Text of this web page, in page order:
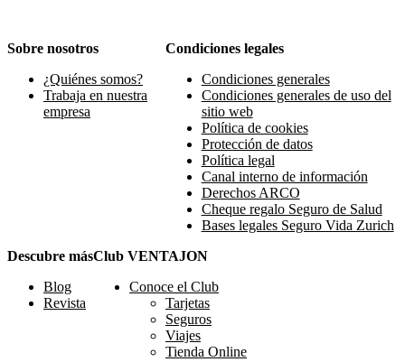
Sobre nosotros
¿Quiénes somos?
Trabaja en nuestra
empresa
Condiciones legales
Condiciones generales
Condiciones generales de uso del
sitio web
Política de cookies
Protección de datos
Política legal
Canal interno de información
Derechos ARCO
Cheque regalo Seguro de Salud
Bases legales Seguro Vida Zurich
Descubre más
Blog
Revista
Club VENTAJON
Conoce el Club
Tarjetas
Seguros
Viajes
Tienda Online